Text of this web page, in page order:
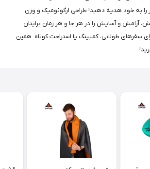
را به خود هدیه دهید! طراحی ارگونومیک و وزن
آرامش و آسایش را در هر جا و هر زمان برایتان
سفرهای طولانی، کمپینگ یا استراحت کوتاه. همین